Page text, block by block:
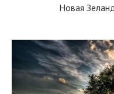
Новая